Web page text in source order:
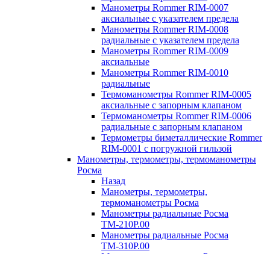
Манометры Rommer RIM-0007
аксиальные с указателем предела
Манометры Rommer RIM-0008
радиальные с указателем предела
Манометры Rommer RIM-0009
аксиальные
Манометры Rommer RIM-0010
радиальные
Термоманометры Rommer RIM-0005
аксиальные с запорным клапаном
Термоманометры Rommer RIM-0006
радиальные с запорным клапаном
Термометры биметаллические Rommer
RIM-0001 с погружной гильзой
Манометры, термометры, термоманометры
Росма
Назад
Манометры, термометры,
термоманометры Росма
Манометры радиальные Росма
ТМ-210P.00
Манометры радиальные Росма
ТМ-310P.00